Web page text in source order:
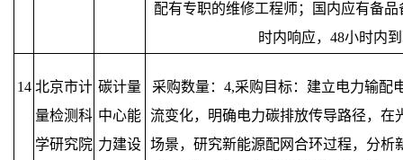
配有专职的维修工程师；国内应有备
时内响应，48小时内
14 北京市计
量检测科
学研究院
碳计量
中心能
力建设
采购数量：4,采购目标：建立电力输配
流变化，明确电力碳排放传导路径，在
场景，研究新能源配网合环过程，分析